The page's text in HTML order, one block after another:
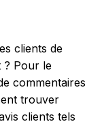
réalisez
après votre
clients de
? Pour le
commentaires
trouver
clients tels